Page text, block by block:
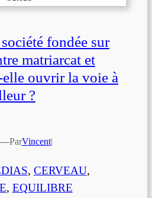
fondée sur
matriarcat et
ouvrir la voie à
?
ParVincent|
, CERVEAU
, EQUILIBRE